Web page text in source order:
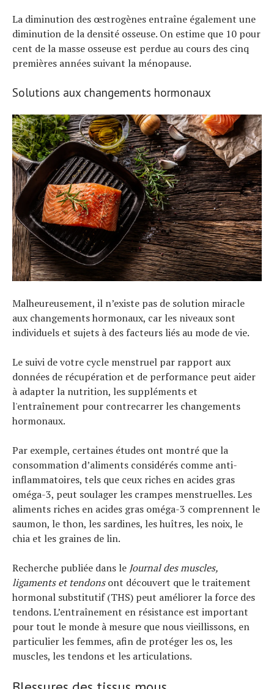
La diminution des œstrogènes entraîne également une
diminution de la densité osseuse. On estime que 10 pour
cent de la masse osseuse est perdue au cours des cinq
premières années suivant la ménopause.
Solutions aux changements hormonaux
Malheureusement, il n’existe pas de solution miracle
aux changements hormonaux, car les niveaux sont
individuels et sujets à des facteurs liés au mode de vie.
Le suivi de votre cycle menstruel par rapport aux
données de récupération et de performance peut aider
à adapter la nutrition, les suppléments et
l'entraînement pour contrecarrer les changements
hormonaux.
Par exemple, certaines études ont montré que la
consommation d’aliments considérés comme anti-
inflammatoires, tels que ceux riches en acides gras
oméga-3, peut soulager les crampes menstruelles. Les
aliments riches en acides gras oméga-3 comprennent le
saumon, le thon, les sardines, les huîtres, les noix, le
chia et les graines de lin.
Recherche publiée dans le Journal des muscles,
ligaments et tendonsont découvert que le traitement
hormonal substitutif (THS) peut améliorer la force des
tendons. L’entraînement en résistance est important
pour tout le monde à mesure que nous vieillissons, en
particulier les femmes, afin de protéger les os, les
muscles, les tendons et les articulations.